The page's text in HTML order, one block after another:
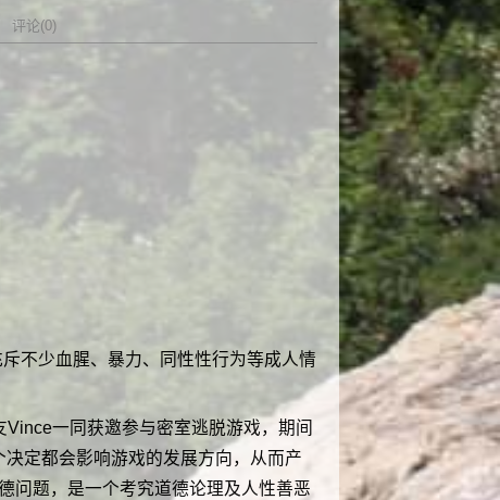
评论(0)
不少血腥、暴力、同性性行为等成人情
一同获邀参与密室逃脱游戏，期间
定都会影响游戏的发展方向，从而产
问题，是一个考究道德论理及人性善恶